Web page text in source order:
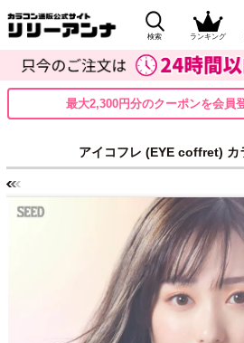
検索 ランキング
最大2,300円分のクーポンを会員
アイコフレ (EYE coffret) カ